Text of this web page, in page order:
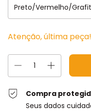
Atenção, última peça!
Compra
Seus dados